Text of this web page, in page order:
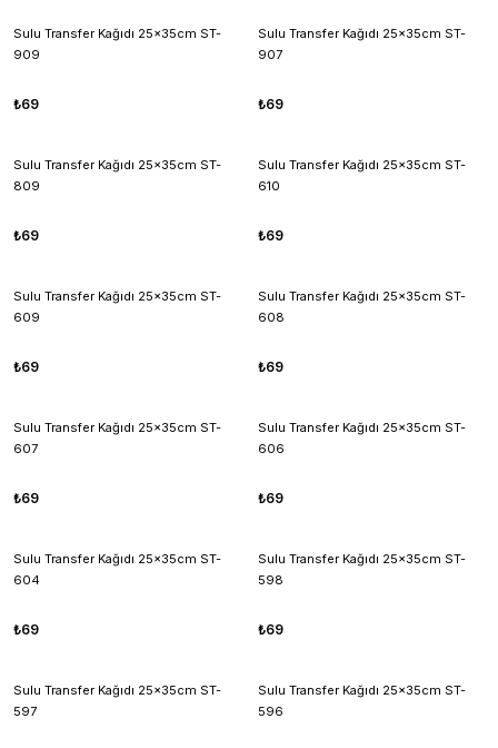
Sulu Transfer Kağıdı 25x35cm ST-
909
₺69
Sulu Transfer Kağıdı 25x35cm ST-
907
₺69
Sulu Transfer Kağıdı 25x35cm ST-
809
₺69
Sulu Transfer Kağıdı 25x35cm ST-
610
₺69
Sulu Transfer Kağıdı 25x35cm ST-
609
₺69
Sulu Transfer Kağıdı 25x35cm ST-
608
₺69
Sulu Transfer Kağıdı 25x35cm ST-
607
₺69
Sulu Transfer Kağıdı 25x35cm ST-
606
₺69
Sulu Transfer Kağıdı 25x35cm ST-
604
₺69
Sulu Transfer Kağıdı 25x35cm ST-
598
₺69
Sulu Transfer Kağıdı 25x35cm ST-
597
Sulu Transfer Kağıdı 25x35cm ST-
596